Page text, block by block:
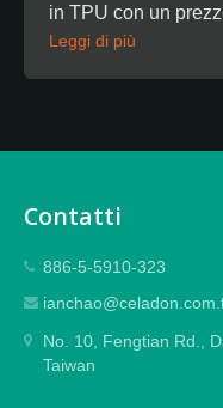
in TPU con un
Leggi di più
Contatti
886-5-5910-323
No. 10, Fengtian Rd.,
Taiwan